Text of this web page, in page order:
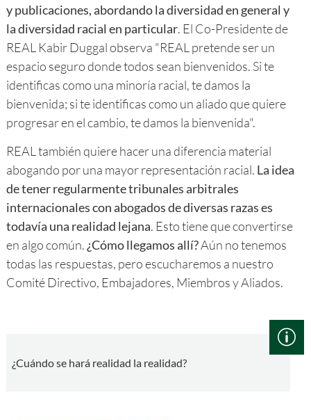
y publicaciones, abordando la diversidad en general y
la diversidad racial en particular. El Co-Presidente de
REAL Kabir Duggal observa "REAL pretende ser un
espacio seguro donde todos sean bienvenidos. Si te
identificas como una minoría racial, te damos la
bienvenida; si te identificas como un aliado que quiere
progresar en el cambio, te damos la bienvenida".
REAL también quiere hacer una diferencia material
abogando por una mayor representación racial. La idea
de tener regularmente tribunales arbitrales
internacionales con abogados de diversas razas es
todavía una realidad lejana. Esto tiene que convertirse
en algo común. ¿Cómo llegamos allí?Aún no tenemos
todas las respuestas, pero escucharemos a nuestro
Comité Directivo, Embajadores, Miembros y Aliados.
¿Cuándo se hará realidad la realidad?